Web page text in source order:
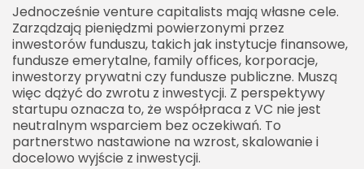
Jednocześnie venture capitalists mają własne cele.
Zarządzają pieniędzmi powierzonymi przez
inwestorów funduszu, takich jak instytucje finansowe,
fundusze emerytalne, family offices, korporacje,
inwestorzy prywatni czy fundusze publiczne. Muszą
więc dążyć do zwrotu z inwestycji. Z perspektywy
startupu oznacza to, że współpraca z VC nie jest
neutralnym wsparciem bez oczekiwań. To
partnerstwo nastawione na wzrost, skalowanie i
docelowo wyjście z inwestycji.
Jak ocenić dobrego venture capitalist?
Smart money
Venture capitalists a budowanie
długoterminowej wartości
Venture capitalists jako katalizator innowacji